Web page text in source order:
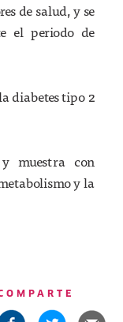
de salud, y se
el periodo de
diabetes tipo 2
muestra con
y la